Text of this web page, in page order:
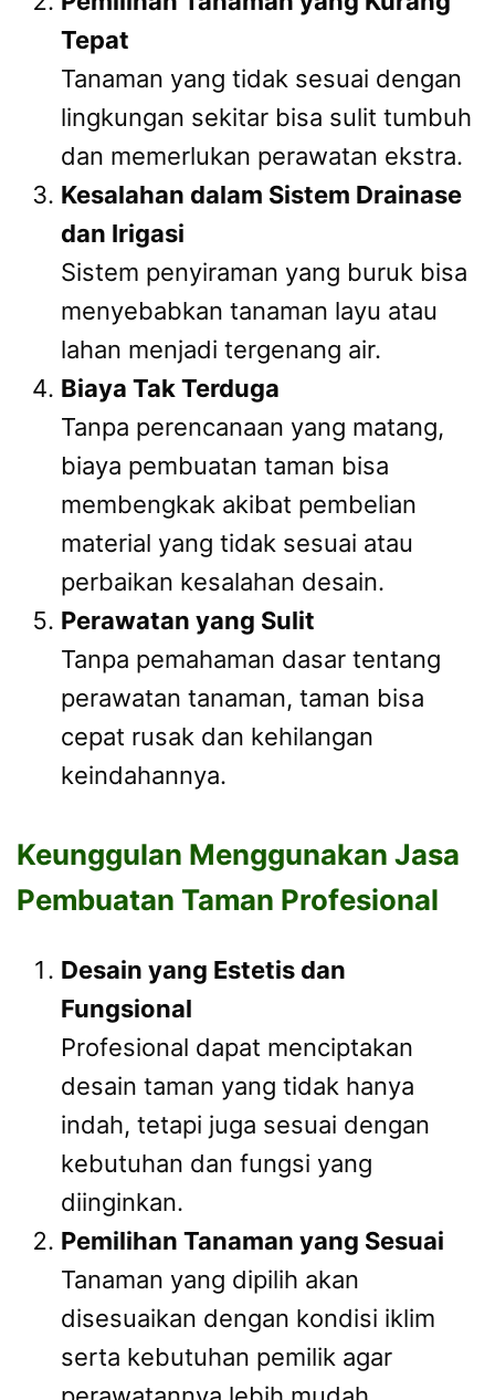
Tepat
Tanaman yang tidak sesuai dengan
lingkungan sekitar bisa sulit tumbuh
dan memerlukan perawatan ekstra.
Kesalahan dalam Sistem Drainase
dan Irigasi
Sistem penyiraman yang buruk bisa
menyebabkan tanaman layu atau
lahan menjadi tergenang air.
Biaya Tak Terduga
Tanpa perencanaan yang matang,
biaya pembuatan taman bisa
membengkak akibat pembelian
material yang tidak sesuai atau
perbaikan kesalahan desain.
Perawatan yang Sulit
Tanpa pemahaman dasar tentang
perawatan tanaman, taman bisa
cepat rusak dan kehilangan
keindahannya.
Keunggulan Menggunakan Jasa
Pembuatan Taman Profesional
Desain yang Estetis dan
Fungsional
Profesional dapat menciptakan
desain taman yang tidak hanya
indah, tetapi juga sesuai dengan
kebutuhan dan fungsi yang
diinginkan.
Pemilihan Tanaman yang Sesuai
Tanaman yang dipilih akan
disesuaikan dengan kondisi iklim
serta kebutuhan pemilik agar